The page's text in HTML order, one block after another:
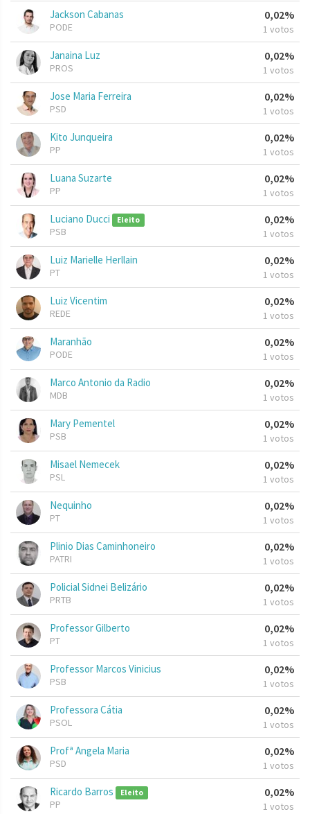
Jackson Cabanas
PODE
0,02%
1 votos
Janaina Luz
PROS
0,02%
1 votos
Jose Maria Ferreira
PSD
0,02%
1 votos
Kito Junqueira
PP
0,02%
1 votos
Luana Suzarte
PP
0,02%
1 votos
Luciano Ducci Eleito
PSB
0,02%
1 votos
Luiz Marielle Herllain
PT
0,02%
1 votos
Luiz Vicentim
REDE
0,02%
1 votos
Maranhão
PODE
0,02%
1 votos
Marco Antonio da Radio
MDB
0,02%
1 votos
Mary Pementel
PSB
0,02%
1 votos
Misael Nemecek
PSL
0,02%
1 votos
Nequinho
PT
0,02%
1 votos
Plinio Dias Caminhoneiro
PATRI
0,02%
1 votos
Policial Sidnei Belizário
PRTB
0,02%
1 votos
Professor Gilberto
PT
0,02%
1 votos
Professor Marcos Vinicius
PSB
0,02%
1 votos
Professora Cátia
PSOL
0,02%
1 votos
Profª Angela Maria
PSD
0,02%
1 votos
Ricardo Barros Eleito
PP
0,02%
1 votos